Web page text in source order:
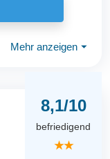
Mehr anzeigen ⏷
8,1/10
befriedigend
★★